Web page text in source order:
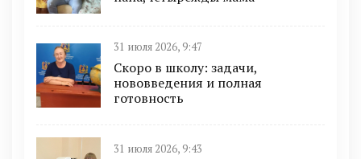
31 июля 2026, 9:47
Скоро в школу: задачи,
нововведения и полная
готовность
31 июля 2026, 9:43